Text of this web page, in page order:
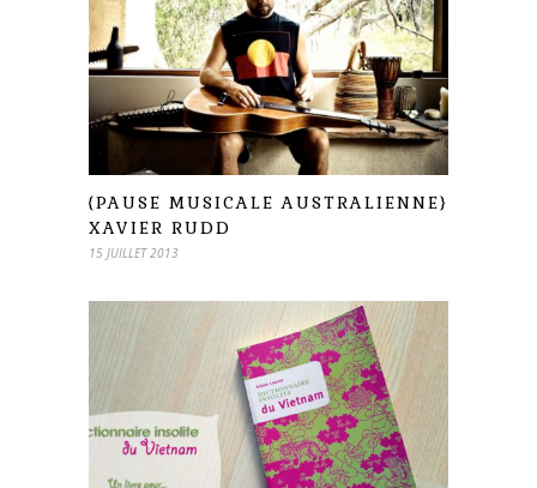
{PAUSE MUSICALE AUSTRALIENNE}
XAVIER RUDD
15 JUILLET 2013